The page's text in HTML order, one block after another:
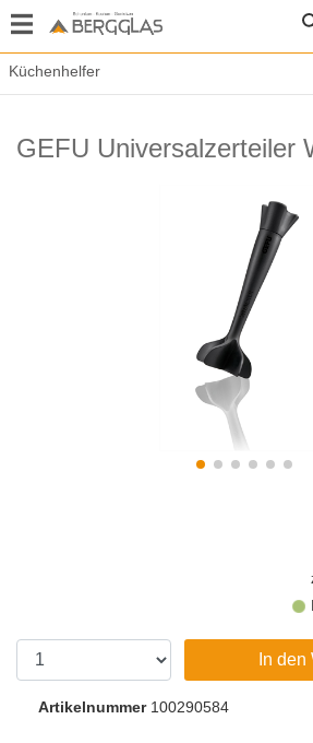
Küchenhelfer
GEFU Universalzerteiler
In
Artikelnummer100290584